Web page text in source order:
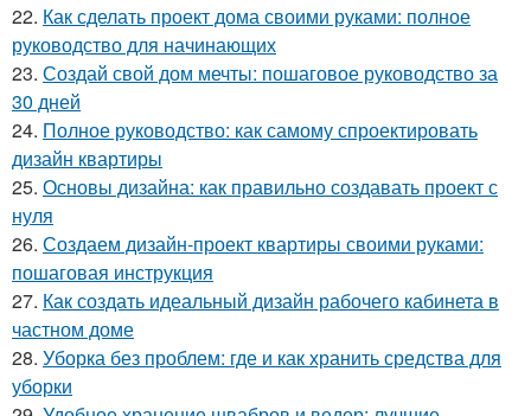
22. Как сделать проект дома своими руками: полное
руководство для начинающих
23. Создай свой дом мечты: пошаговое руководство за
30 дней
24. Полное руководство: как самому спроектировать
дизайн квартиры
25. Основы дизайна: как правильно создавать проект с
нуля
26. Создаем дизайн-проект квартиры своими руками:
пошаговая инструкция
27. Как создать идеальный дизайн рабочего кабинета в
частном доме
28. Уборка без проблем: где и как хранить средства для
уборки